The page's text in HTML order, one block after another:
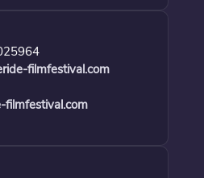
filmfestival.com
filmfestival.com